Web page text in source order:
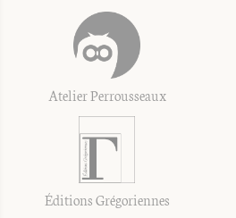
Atelier Perrousseaux
Éditions Grégoriennes